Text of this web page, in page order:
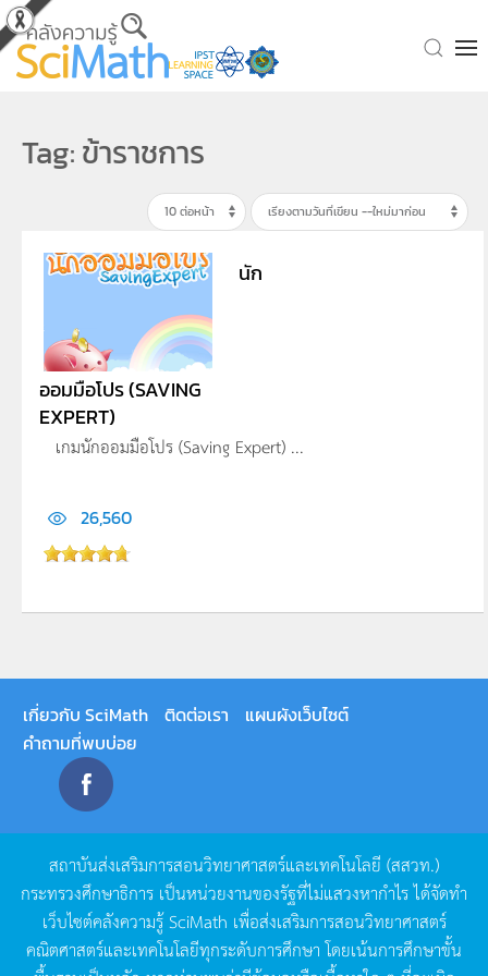
Skip to main content
Tag: ข้าราชการ
นัก
ออมมือโปร (SAVING
EXPERT)
เกมนักออมมือโปร (Saving Expert) ...
26,560
เกี่ยวกับ SciMath ติดต่อเรา
แผนผังเว็บไซต์
คำถามที่พบบ่อย
สถาบันส่งเสริมการสอนวิทยาศาสตร์และเทคโนโลยี (สสวท.)
กระทรวงศึกษาธิการ เป็นหน่วยงานของรัฐที่ไม่แสวงหากำไรได้จัดทำ
เว็บไซต์คลังความรู้SciMath เพื่อส่งเสริมการสอนวิทยาศาสตร์
คณิตศาสตร์และเทคโนโลยีทุกระดับการศึกษา โดยเน้นการศึกษาขั้น